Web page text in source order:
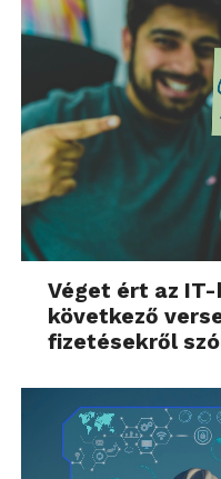
Véget ért az
következő
fizetésekről